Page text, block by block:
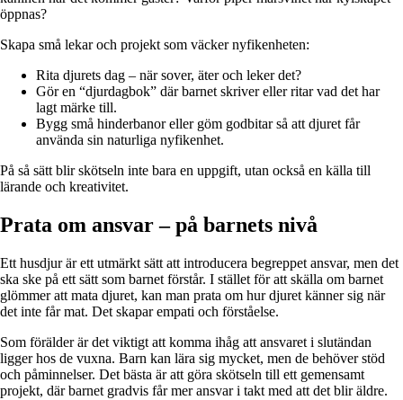
öppnas?
Skapa små lekar och projekt som väcker nyfikenheten:
Rita djurets dag – när sover, äter och leker det?
Gör en “djurdagbok” där barnet skriver eller ritar vad det har
lagt märke till.
Bygg små hinderbanor eller göm godbitar så att djuret får
använda sin naturliga nyfikenhet.
På så sätt blir skötseln inte bara en uppgift, utan också en källa till
lärande och kreativitet.
Prata om ansvar – på barnets nivå
Ett husdjur är ett utmärkt sätt att introducera begreppet ansvar, men det
ska ske på ett sätt som barnet förstår. I stället för att skälla om barnet
glömmer att mata djuret, kan man prata om hur djuret känner sig när
det inte får mat. Det skapar empati och förståelse.
Som förälder är det viktigt att komma ihåg att ansvaret i slutändan
ligger hos de vuxna. Barn kan lära sig mycket, men de behöver stöd
och påminnelser. Det bästa är att göra skötseln till ett gemensamt
projekt, där barnet gradvis får mer ansvar i takt med att det blir äldre.